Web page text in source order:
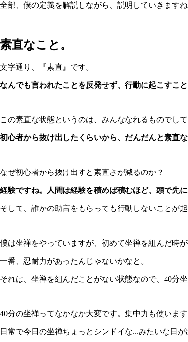
全部、僕の定義を解説しながら、説明していきますね
素直なこと。
文字通り、『素直』です。
なんでも言われたことを反発せず、行動に起こすこ
この素直な状態というのは、みんななれるものでし
初心者から抜け出したくらいから、だんだんと素直
なぜ初心者から抜け出すと素直さが減るのか？
経験ですね。人間は経験を積めば積むほど、頭で先
そして、誰かの助言をもらっても行動しないことが
僕は坐禅をやっていますが、初めて坐禅を組んだ時
一番、忍耐力があったんじゃないかなと。
それは、坐禅を組んだことがない状態なので、40分
40分の坐禅ってなかなか大変です。集中力も使いま
日常で今日の坐禅ちょっとシンドイな...みたいな日